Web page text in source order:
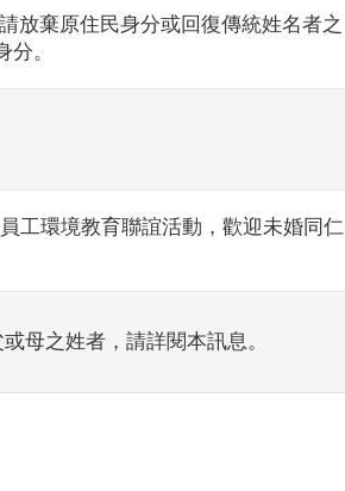
放棄原住民身分或回復傳統姓名者之
。
工環境教育聯誼活動，歡迎未婚同仁
母之姓者，請詳閱本訊息。